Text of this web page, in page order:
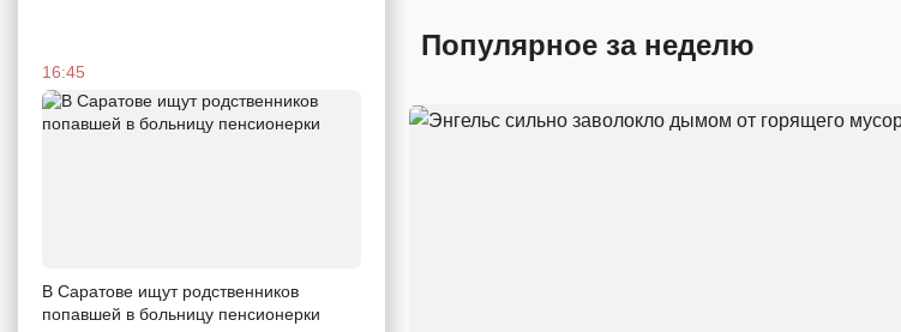
16:45
В Саратове ищут родственников
попавшей в больницу пенсионерки
Популярное за неделю